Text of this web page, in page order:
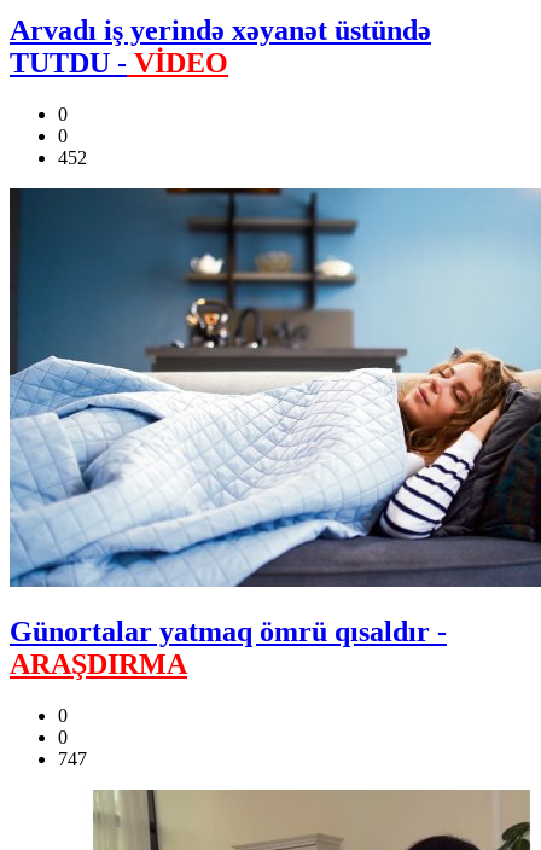
Arvadı iş yerində xəyanət üstündə
TUTDU - VİDEO
0
0
452
Günortalar yatmaq ömrü qısaldır -
ARAŞDIRMA
0
0
747